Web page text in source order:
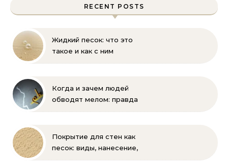
RECENT POSTS
Жидкий песок: что это
такое и как с ним
Когда и зачем людей
обводят мелом: правда
Покрытие для стен как
песок: виды, нанесение,